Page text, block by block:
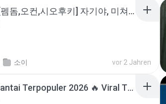
소이 - [펨돔,오컨,시오후키] 자기야, 미쳐볼래 #남성향 #ASMR #펨돔 #여공남수 #19금.mp3
소이 vor 2 Jahren
Lagu Santai Terpopuler 2026 🔥 Viral TikTok — Lagu Pop Indonesia Terbaru & Paling Hits 2026